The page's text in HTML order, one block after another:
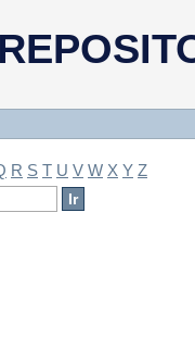
R S T U V W X Y Z